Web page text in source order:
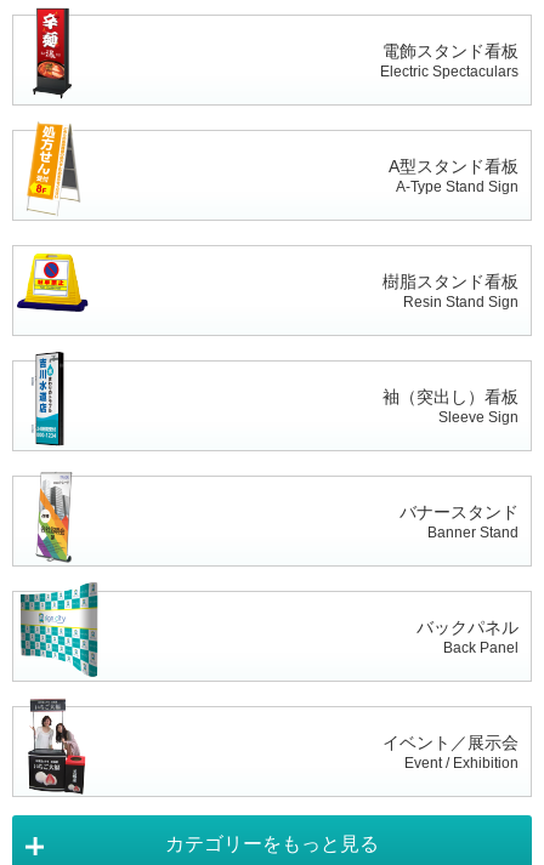
電飾スタンド看板
Electric Spectaculars
A型スタンド看板
A-Type Stand Sign
樹脂スタンド看板
Resin Stand Sign
袖（突出し）看板
Sleeve Sign
バナースタンド
Banner Stand
バックパネル
Back Panel
イベント／展示会
Event / Exhibition
カテゴリーをもっと見る